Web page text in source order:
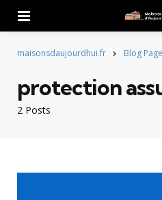
maisonsdaujourdhui.fr Blog Page
2 Posts
protection